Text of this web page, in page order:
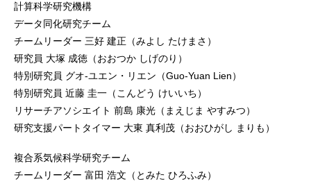
計算科学研究機構
データ同化研究チーム
チームリーダー 三好 建正（みよし たけまさ）
研究員 大塚 成徳（おおつか しげのり）
特別研究員 グオ-ユエン・リエン（Guo-Yuan Lien）
特別研究員 近藤 圭一（こんどう けいいち）
リサーチアソシエイト 前島 康光（まえじま やすみつ）
研究支援パートタイマー 大東 真利茂（おおひがし まりも）
複合系気候科学研究チーム
チームリーダー 富田 浩文（とみた ひろふみ）